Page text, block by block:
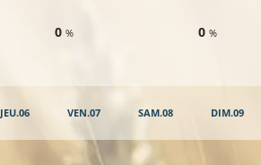
0% 0%
JEU.06 VEN.07 SAM.08 DIM.09